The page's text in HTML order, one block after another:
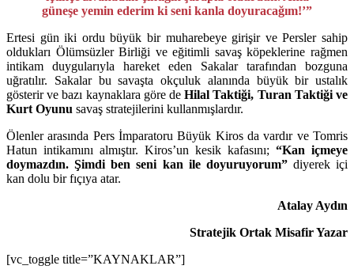
güneşe yemin ederim ki seni kanla doyuracağım!’”
Ertesi gün iki ordu büyük bir muharebeye girişir ve Persler sahip
oldukları Ölümsüzler Birliği ve eğitimli savaş köpeklerine rağmen
intikam duygularıyla hareket eden Sakalar tarafından bozguna
uğratılır. Sakalar bu savaşta okçuluk alanında büyük bir ustalık
gösterir ve bazı kaynaklara göre deHilal Taktiği, Turan Taktiği ve
Kurt Oyunu savaş stratejilerini kullanmışlardır.
Ölenler arasında Pers İmparatoru Büyük Kiros da vardır ve Tomris
Hatun intikamını almıştır. Kiros’un kesik kafasını; “Kan içmeye
doymazdın. Şimdi ben seni kan ile doyuruyorum”diyerek içi
kan dolu bir fıçıya atar.
Atalay Aydın
Stratejik Ortak Misafir Yazar
[vc_toggle title=”KAYNAKLAR”]